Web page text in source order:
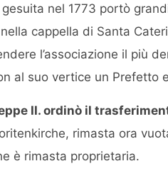
nel 1773 portò
cappella di Santa
l’associazione il più
al suo vertice un Prefetto
II. ordinò il
rimasta ora
è rimasta proprietaria.